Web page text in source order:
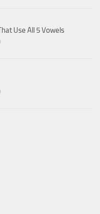
Use All 5 Vowels